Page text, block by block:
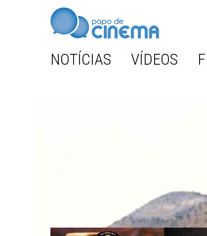
NOTÍCIAS VÍDEOS